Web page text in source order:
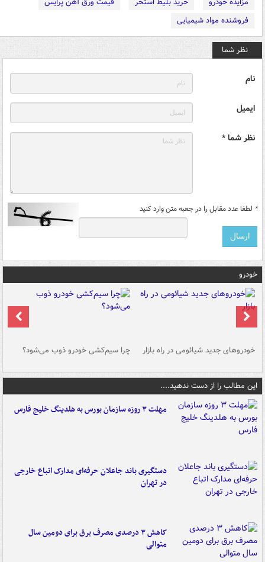
فروشنده مواد شیمیایی
نظر شما
نام
ایمیل
نظر شما *
* لطفا عدد مقابل را در جعبه متن وارد کنید
خودرو
خودروهای جدید شیائومی در راه بازار چرا سیم‌کشی خودرو ذوب می‌شود؟
این مطالب را از دست ندهید....
مهلت ۳ روزه سازمان بورس به هلدینگ خلیج فارس
دستگیری باند جاعلان حرفه‌ای مدارک اتباع خارجی
در تهران
کاهش ۳ درصدی مصرف برق برای دومین سال
متوالی